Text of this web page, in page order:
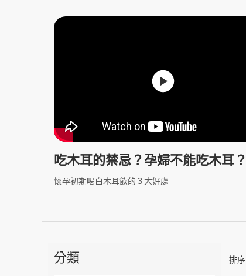
吃木耳的禁忌？孕婦不能吃木耳？
懷孕初期喝白木耳飲的３大好處
分類 排序